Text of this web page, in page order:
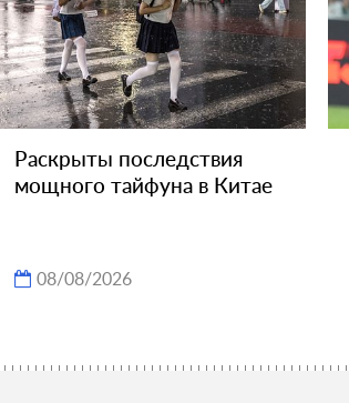
Раскрыты последствия
мощного тайфуна в Китае
08/08/2026